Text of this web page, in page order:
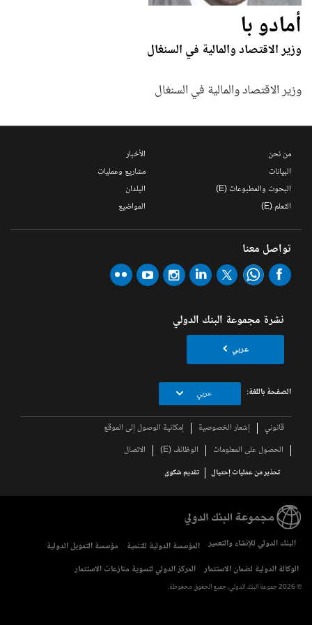
أمادو با
وزير الاقتصاد والمالية في السنغال
وزير الاقتصاد والمالية في السنغال
من نحن
البيانات
البحوث والمطبوعات (E)
التعلم (E)
الأخبار
مشاريع وعمليات
البلدان
المواضيع
تواصل معنا
نشرة مجموعة البنك الدولي
عربي
الصفحة باللغة: عربي
قانوني إشعار الخصوصية
إمكانية الوصول إلى الموقع
الحصول على المعلومات
الوظائف (E) الاتصال
تحذير من عمليات إحتيال تقديم شكوى
البنك الدولي للإنشاء والتعمير المؤسسة الدولية للتنمية
مؤسسة التمويل الدولية
الوكالة الدولية لضمان الاستثمار المركز الدولي لتسوية منازعات الاستثمار
© 2026 جموعة البنك الدولي، جميع الحقوق محفوظة.